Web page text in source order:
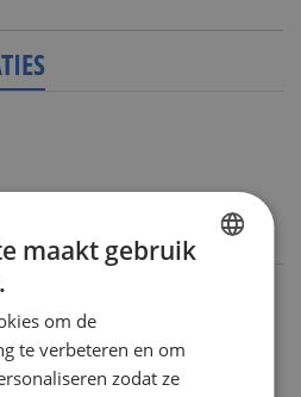
Excel 20 mesjes
maakt gebruik
om de
te verbeteren en om
zodat ze